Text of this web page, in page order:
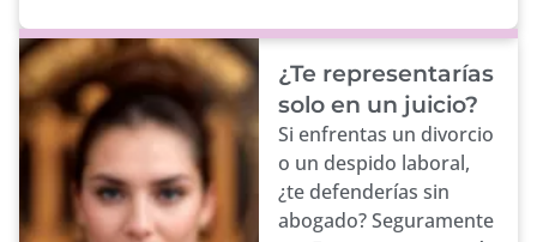
¿Te representarías
solo en un juicio?
Si enfrentas un divorcio
o un despido laboral,
¿te defenderías sin
abogado? Seguramente